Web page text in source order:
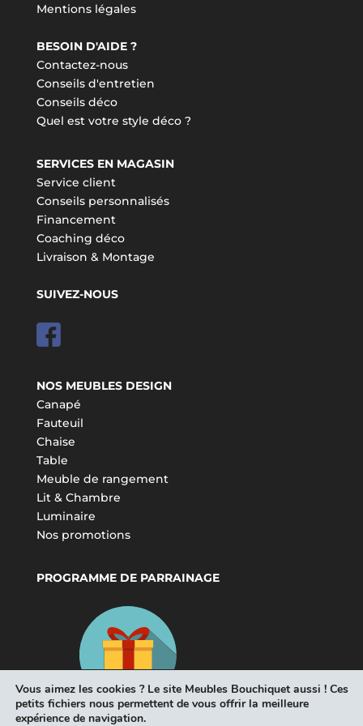
Mentions légales
BESOIN D'AIDE ?
Contactez-nous
Conseils d'entretien
Conseils déco
Quel est votre style déco ?
SERVICES EN MAGASIN
Service client
Conseils personnalisés
Financement
Coaching déco
Livraison & Montage
SUIVEZ-NOUS
NOS MEUBLES DESIGN
Canapé
Fauteuil
Chaise
Table
Meuble de rangement
Lit & Chambre
Luminaire
Nos promotions
PROGRAMME DE PARRAINAGE
Vous aimez les cookies ? Le site Meubles Bouchiquet aussi ! Ces
petits fichiers nous permettent de vous offrir la meilleure
expérience de navigation.